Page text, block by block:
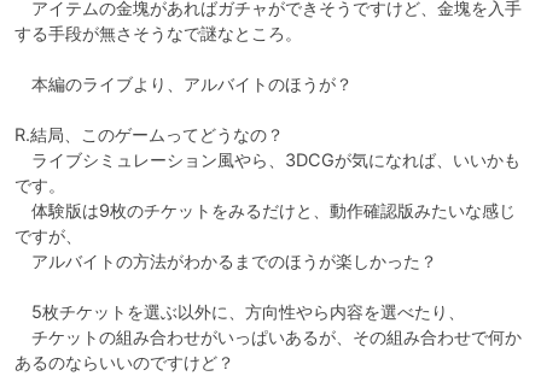
アイテムの金塊があればガチャができそうですけど、金塊を入手
する手段が無さそうなで謎なところ。
本編のライブより、アルバイトのほうが？
R.結局、このゲームってどうなの？
ライブシミュレーション風やら、3DCGが気になれば、いいかも
です。
体験版は9枚のチケットをみるだけと、動作確認版みたいな感じ
ですが、
アルバイトの方法がわかるまでのほうが楽しかった？
5枚チケットを選ぶ以外に、方向性やら内容を選べたり、
チケットの組み合わせがいっぱいあるが、その組み合わせで何か
あるのならいいのですけど？